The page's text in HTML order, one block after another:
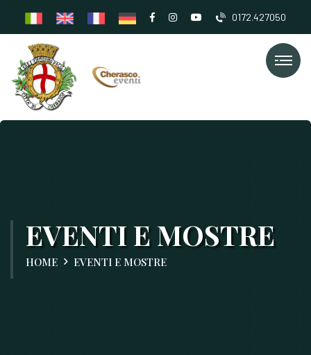
0172.427050
EVENTI E MOSTRE
HOME EVENTI E MOSTRE